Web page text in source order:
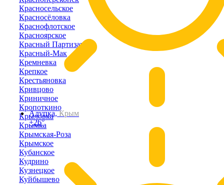
Алупка,Крым
+26°
Красносельское
Красносёловка
Краснофлотское
Красноярское
Красный Партизан
Красный-Мак
Кремневка
Крепкое
Крестьяновка
Кривцово
Криничное
Кропоткино
Крыловка
Крымка
Крымская-Роза
Крымское
Кубанское
Кудрино
Кузнецкое
Куйбышево